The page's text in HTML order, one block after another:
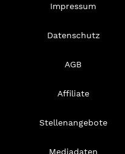
Impressum
Datenschutz
AGB
Affiliate
Stellenangebote
Mediadaten